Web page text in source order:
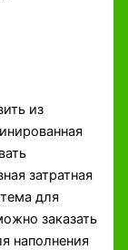
из
затратная
для
заказать
наполнения